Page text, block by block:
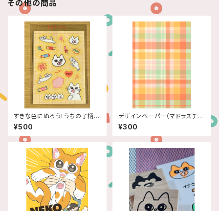
その他の商品
すきな色にぬろう！うちの子柄シ
ール
¥500
デザインペーパー（マドラスチェ
ック）５枚入
¥300